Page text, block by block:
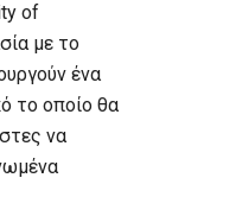
of
με το
ένα
το οποίο θα
να